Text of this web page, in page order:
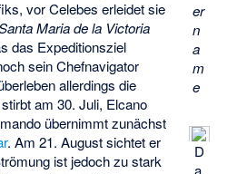
er
n
a
m
e
D
vor Celebes erleidet sie
Maria de la Victoria
das Expeditionsziel
sein Chefnavigator
allerdings die
am 30. Juli, Elcano
übernimmt zunächst
. Am 21. August sichtet er
ist jedoch zu stark